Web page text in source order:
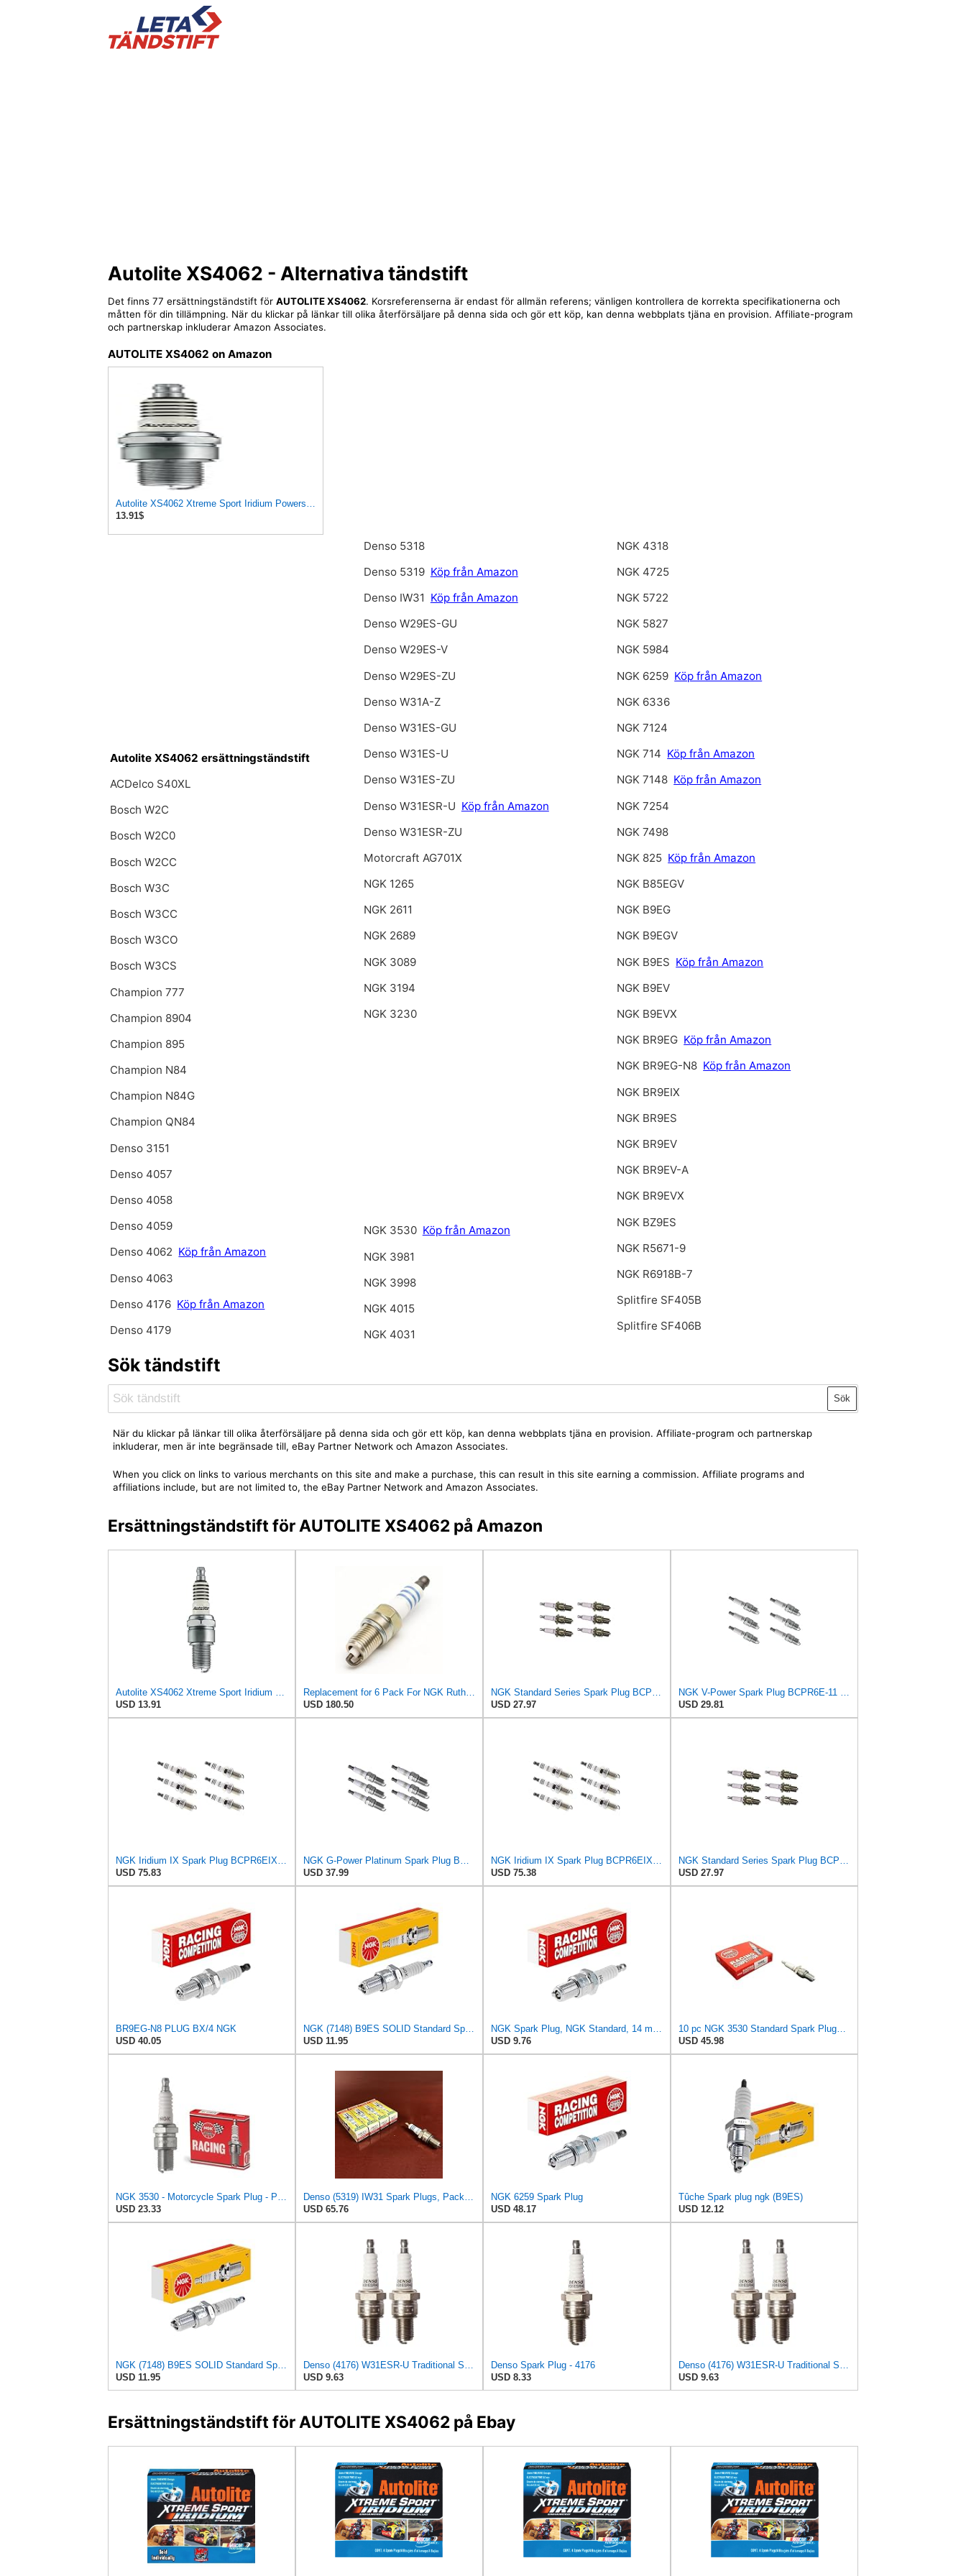
Autolite XS4062 - Alternativa tändstift
Det finns 77 ersättningständstift för AUTOLITE XS4062. Korsreferenserna är endast för allmän referens; vänligen kontrollera de korrekta specifikationerna och
måtten för din tillämpning. När du klickar på länkar till olika återförsäljare på denna sida och gör ett köp, kan denna webbplats tjäna en provision. Affiliate-program
och partnerskap inkluderar Amazon Associates.
AUTOLITE XS4062 on Amazon
Autolite XS4062 Xtreme Sport Iridium Powersports Spark Plug, Pack of 1
13.91$
Autolite XS4062 ersättningständstift
ACDelco S40XL
Bosch W2C
Bosch W2C0
Bosch W2CC
Bosch W3C
Bosch W3CC
Bosch W3CO
Bosch W3CS
Champion 777
Champion 8904
Champion 895
Champion N84
Champion N84G
Champion QN84
Denso 3151
Denso 4057
Denso 4058
Denso 4059
Denso 4062 Köp från Amazon
Denso 4063
Denso 4176 Köp från Amazon
Denso 4179
Denso 5318
Denso 5319 Köp från Amazon
Denso IW31 Köp från Amazon
Denso W29ES-GU
Denso W29ES-V
Denso W29ES-ZU
Denso W31A-Z
Denso W31ES-GU
Denso W31ES-U
Denso W31ES-ZU
Denso W31ESR-U Köp från Amazon
Denso W31ESR-ZU
Motorcraft AG701X
NGK 1265
NGK 2611
NGK 2689
NGK 3089
NGK 3194
NGK 3230
NGK 3530 Köp från Amazon
NGK 3981
NGK 3998
NGK 4015
NGK 4031
NGK 4318
NGK 4725
NGK 5722
NGK 5827
NGK 5984
NGK 6259 Köp från Amazon
NGK 6336
NGK 7124
NGK 714 Köp från Amazon
NGK 7148 Köp från Amazon
NGK 7254
NGK 7498
NGK 825 Köp från Amazon
NGK B85EGV
NGK B9EG
NGK B9EGV
NGK B9ES Köp från Amazon
NGK B9EV
NGK B9EVX
NGK BR9EG Köp från Amazon
NGK BR9EG-N8 Köp från Amazon
NGK BR9EIX
NGK BR9ES
NGK BR9EV
NGK BR9EV-A
NGK BR9EVX
NGK BZ9ES
NGK R5671-9
NGK R6918B-7
Splitfire SF405B
Splitfire SF406B
Sök tändstift
Sök
När du klickar på länkar till olika återförsäljare på denna sida och gör ett köp, kan denna webbplats tjäna en provision. Affiliate-program och partnerskap
inkluderar, men är inte begränsade till, eBay Partner Network och Amazon Associates.
When you click on links to various merchants on this site and make a purchase, this can result in this site earning a commission. Affiliate programs and
affiliations include, but are not limited to, the eBay Partner Network and Amazon Associates.
Ersättningständstift för AUTOLITE XS4062 på Amazon
Autolite XS4062 Xtreme Sport Iridium Powersports Spark Plug, Pack of 1
USD 13.91
Replacement for 6 Pack For NGK Ruthenium HX Spark Plugs 2008-2009 For Mitsubishi Galant V6 3.8L ps
USD 180.50
NGK Standard Series Spark Plug BCPR6ES-11 (6 Pack) Compatible With STERLING 825 S 1987-1988
USD 27.97
NGK V-Power Spark Plug BCPR6E-11 (6 Pack) Compatible With STERLING 825 S 1987-1988 2.5L/2494cc
USD 29.81
NGK Iridium IX Spark Plug BCPR6EIX-11 (6 Pack) Compatible With STERLING 825 SL 1987-1988 2.5L/2494cc
USD 75.83
NGK G-Power Platinum Spark Plug BCPR6EGP (6 Pack) Compatible With STERLING 825 SL 1987-1988
USD 37.99
NGK Iridium IX Spark Plug BCPR6EIX-11 (6 Pack) Compatible With STERLING 825 S 1987-1988 2.5L/2494cc
USD 75.38
NGK Standard Series Spark Plug BCPR6ES-11 (6 Pack) Compatible With STERLING 825 SL 1987-1988
USD 27.97
BR9EG-N8 PLUG BX/4 NGK
USD 40.05
NGK (7148) B9ES SOLID Standard Spark Plug, Pack of 1
USD 11.95
NGK Spark Plug, NGK Standard, 14 mm Thread, 0.749 in Reach, Gasket Seat, Stock Number 3530,
USD 9.76
10 pc NGK 3530 Standard Spark Plugs for 2415 4043 4047 92070-1058 92070-1061 92070-1223 92070-1224
USD 45.98
NGK 3530 - Motorcycle Spark Plug - Part # 3530
USD 23.33
Denso (5319) IW31 Spark Plugs, Pack of 4
USD 65.76
NGK 6259 Spark Plug
USD 48.17
Tûche Spark plug ngk (B9ES)
USD 12.12
NGK (7148) B9ES SOLID Standard Spark Plug, Pack of 1
USD 11.95
Denso (4176) W31ESR-U Traditional Spark Plug, Pack of 2
USD 9.63
Denso Spark Plug - 4176
USD 8.33
Denso (4176) W31ESR-U Traditional Spark Plug, Pack of 2
USD 9.63
Ersättningständstift för AUTOLITE XS4062 på Ebay